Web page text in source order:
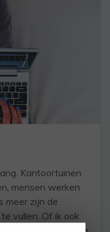
Kantoortuinen
mensen werken
meer zijn de
vullen. Of ik ook